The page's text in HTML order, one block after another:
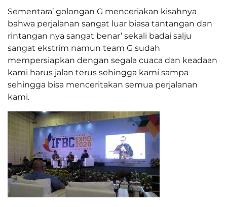
Sementara’ golongan G menceriakan kisahnya
bahwa perjalanan sangat luar biasa tantangan dan
rintangan nya sangat benar’ sekali badai salju
sangat ekstrim namun team G sudah
mempersiapkan dengan segala cuaca dan keadaan
kami harus jalan terus sehingga kami sampa
sehingga bisa menceritakan semua perjalanan
kami.